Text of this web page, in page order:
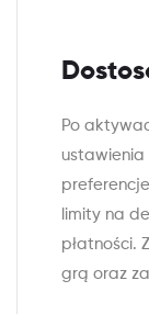
Po
ustawienia
limity na
płatności.
grą oraz